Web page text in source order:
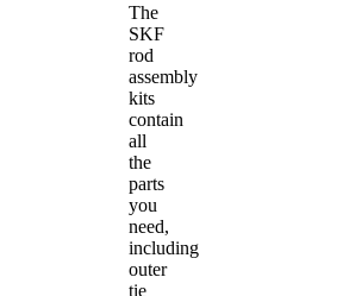
The
SKF
rod
assembly
kits
contain
all
the
parts
you
need,
including
outer
tie